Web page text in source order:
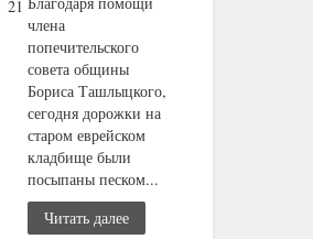
21
члена
попечительского
совета общины
Бориса Ташлыцкого,
сегодня дорожки на
старом еврейском
кладбище были
посыпаны песком...
Читать далее